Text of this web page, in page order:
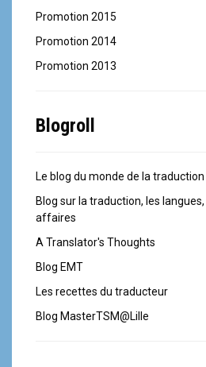
Promotion 2015
Promotion 2014
Promotion 2013
Blogroll
Le blog du monde de la traduction
Blog sur la traduction, les
affaires
A Translator's Thoughts
Blog EMT
Les recettes du traducteur
Blog MasterTSM@Lille